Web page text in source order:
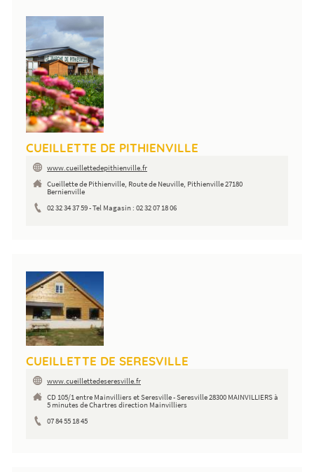
CUEILLETTE DE PITHIENVILLE
www.cueillettedepithienville.fr
Cueillette de Pithienville, Route de Neuville, Pithienville 27180
Bernienville
02 32 34 37 59 - Tel Magasin : 02 32 07 18 06
CUEILLETTE DE SERESVILLE
www.cueillettedeseresville.fr
CD 105/1 entre Mainvilliers et Seresville - Seresville 28300 MAINVILLIERS à
5 minutes de Chartres direction Mainvilliers
07 84 55 18 45